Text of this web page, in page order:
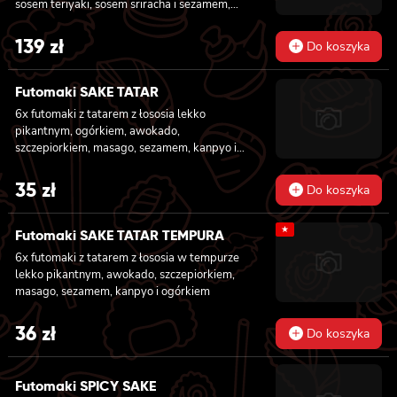
ogórkiem, awokado, szczypiorkiem, sosem
teriyaki i sezamem, panierowane w
chrupiącej panko.
sosem teriyaki, sosem sriracha i sezamem,
masago owinięta łososiem, tuńczykiem,
węgorzem i krewetką, 8x california z
krewetką w tempurze, majonezem lekko
pikantnym, ogórkiem, sezamem i masago, 6x
futomaki z tuńczykiem, majonezem lekko
pikantnym, awokado, ogórkiem i sałatą, 6x
futomaki z surimi, majonezem lekko
pikantnym, kanpyo i ogórkiem, 6x futomaki z
krewetką w tempurze, ogórkiem, sałatą i
majonezem lekko pikantnym, 8x maki z
surimi
139zł Do koszyka
Futomaki SAKE TATAR
6x futomaki z tatarem z łososia lekko
pikantnym, ogórkiem, awokado,
szczepiorkiem, masago, sezamem, kanpyo i
sałatą
35zł Do koszyka
Futomaki SAKE TATAR TEMPURA
6x futomaki z tatarem z łososia w tempurze
lekko pikantnym, awokado, szczepiorkiem,
masago, sezamem, kanpyo i ogórkiem
★
36zł Do koszyka
Futomaki SPICY SAKE